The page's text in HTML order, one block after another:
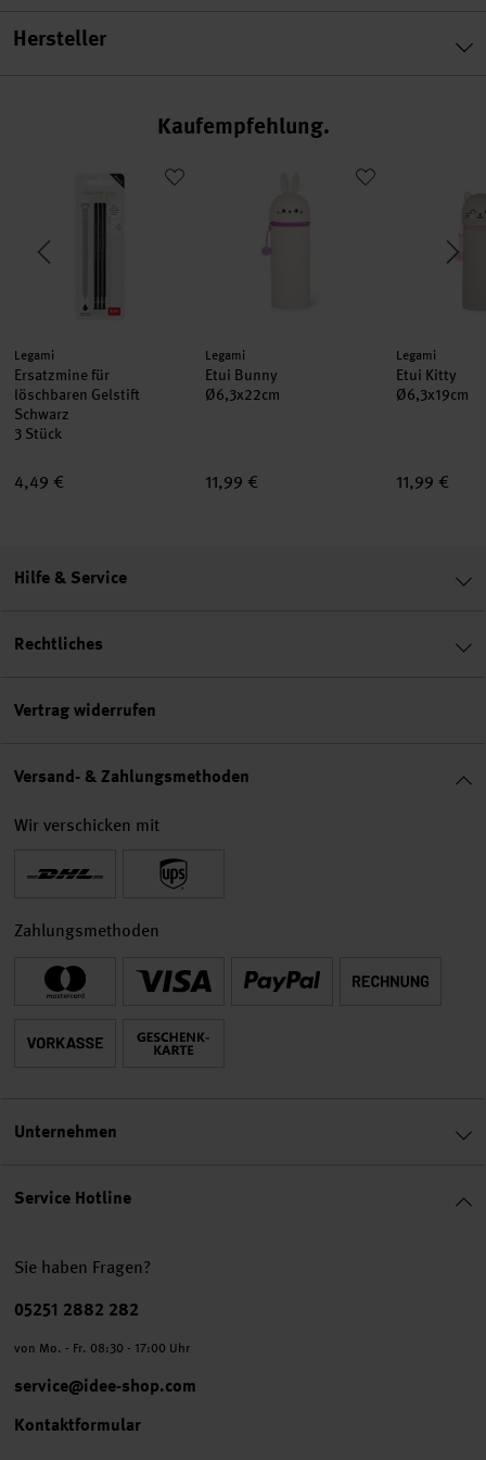
Hersteller
Kaufempfehlung
Gelstifte 2 Stück
Ersatzmine für löschbaren Gelstift Schwarz
Hersteller:
Legami
Ersatzmine für
löschbaren Gelstift
Schwarz
3 Stück
4,49 €
Hersteller:
Legami
Etui Bunny
Ø6,3x22cm
11,99 €
Hersteller:
Legami
Etui Kitty
Ø6,3x19cm
11,99 €
Service Hotline
Sie haben Fragen?
Telefonnummer
05251 2882 282
von Mo. - Fr. 08:30 - 17:00 Uhr
service@idee-shop.com
Kontaktformular
Hilfe & Service
Rechtliches
Vertrag widerrufen
Versand- & Zahlungsmethoden
Wir verschicken mit
Zahlungsmethoden
Unternehmen